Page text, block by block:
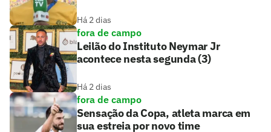
Há 2 dias
fora de campo
Leilão do Instituto Neymar Jr
acontece nesta segunda (3)
Há 2 dias
fora de campo
Sensação da Copa, atleta marca em
sua estreia por novo time